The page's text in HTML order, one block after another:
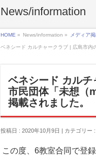
News/information
HOME » News/information » メディア
ベネシード カルチャークラブ | 広島市内
ベネシード カル
市民団体「未想（
掲載されました。
投稿日 : 2020年10月9日 | カテゴリー :
この度、6教室合同で登